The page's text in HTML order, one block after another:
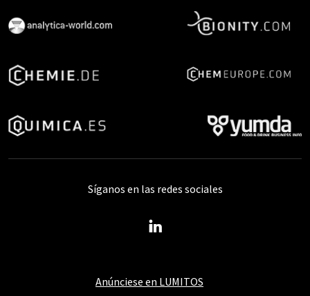
Anúnciese en LUMITOS
Síganos en las redes sociales